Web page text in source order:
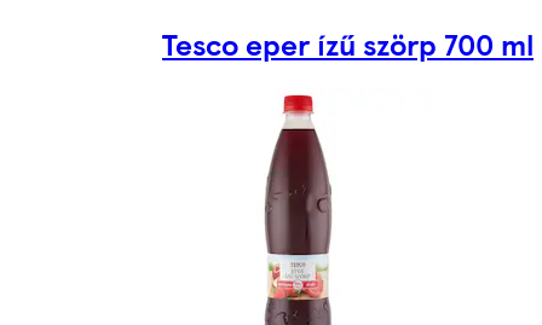
Tesco eper ízű szörp 700 ml